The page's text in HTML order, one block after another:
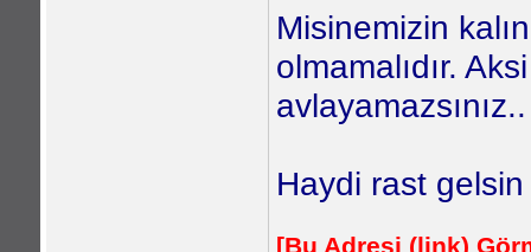
Misinemizin
olmamalıdır.
avlayamazsınız..
Haydi rast
[Bu Adresi (link)